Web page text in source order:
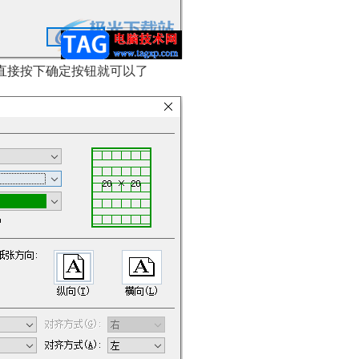
按下确定按钮就可以了